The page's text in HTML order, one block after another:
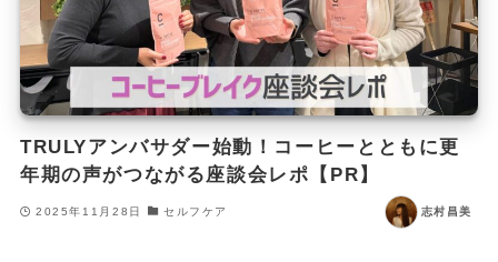
TRULYアンバサダー始動！コーヒーとともに更
年期の声がつながる座談会レポ【PR】
2025年11月28日 セルフケア 志村昌美